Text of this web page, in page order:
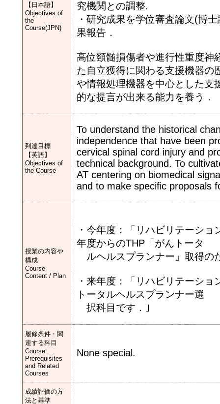
【日本語】
Objectives of
the
Course(JPN)
究機関との調整.
・研究成果を学位審査論文(博
果報告．
高位頸髄損傷者や進行性重度神
た自立獲得に関わる支援機器の
や情報処理機器を中心とした支
的な提言が出来る能力を養う．
到達目標
【英語】
Objectives of
the Course
To understand the historical
independence that have been
cervical spinal cord injury and
technical background. To
AT centering on biomedical
and to make specific proposals
授業の内容や
構成
Course
Content / Plan
・今年度：「リハビリテーシ
年度からのTHP「がんトータ
ルヘルスプランナー」取得の
・来年度：「リハビリテーシ
トータルヘルスプランナー選
択科目です．｣
履修条件・関
連する科目
Course
Prerequisites
and Related
Courses
None special.
成績評価の方
法と基準